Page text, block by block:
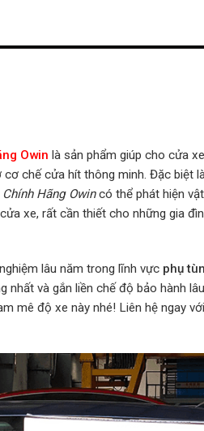
Owin là sản phẩm giúp cho cửa
chế cửa hít thông minh. Đặc biệt
Hãng Owincó thể phát hiện
xe, rất cần thiết cho những gia
lâu năm trong lĩnh vực phụ
và gắn liền chế độ bảo hành
mê độ xe này nhé! Liên hệ ngay